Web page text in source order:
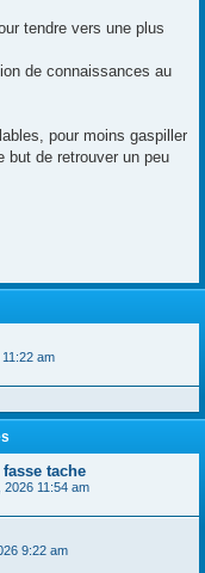
tendre vers une plus
de connaissances au
pour moins gaspiller
but de retrouver un peu
am
tache
2026 11:54 am
9:22 am